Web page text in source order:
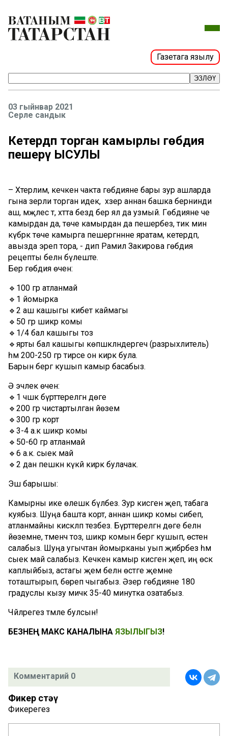
Газетага язылу
ЭЗЛӘҮ
03 гыйнвар 2021
Серле сандык
Кетердәп торган камырлы гөбәдия
пешерү ЫСУЛЫ
– Хәтерлим, кечкенә чакта гөбәдияне бары зур ашларда
гына әзерли торган идек, ә хәзер аннан башка бернинди
аш, мәҗлес тә, хәтта бездә бер ял да узмый. Гөбәдияне әче
камырдан да, төче камырдан да пешерәбез, тик мин
күбрәк төче камырга пешергәннне яратам, кетердәп,
авызда эреп тора, - дип Рамилә Закирова гөбәдия
рецепты белән бүлеште.
Бер гөбәдия өчен:
🔹100 гр атланмай
🔹1 йомырка
🔹2 аш кашыгы кибет каймагы
🔹50 гр шикәр комы
🔹1/4 бал кашыгы тоз
🔹ярты бал кашыгы көпшәкләндергеч (разрыхлитель)
һәм 200-250 гр тирәсе он кирәк була.
Барын бергә кушып камыр басабыз.
Ә эчлек өчен:
🔹1 чәшкә бүрттерелгән дөге
🔹200 гр чистартылган йөзем
🔹300 гр корт
🔹3-4 а.к шикәр комы
🔹50-60 гр атланмай
🔹6 а.к. сыек май
🔹2 данә пешкән күкәй кирәк булачак.
Эш барышы:
Камырны ике өлешкә бүләбез. Зур кисәген җәеп, табага
куябыз. Шуңа башта корт, аннан шикәр комы сибеп,
атланмайны кискәләп тезәбез. Бүрттерелгән дөге белән
йөземне, тәменчә тоз, шикәр комын бергә кушып, өстенә
салабыз. Шуңа угычтан йомырканы уып җибәрәбез һәм
сыек май салабыз. Кечкенә камыр кисәген җәеп, иң өскә
каплыйбыз, астагы җәем белән өстәге җәемне
тоташтырып, бөреп чыгабыз. Әзер гөбәдияне 180
градуслы кызу мичкә 35-40 минутка озатабыз.
Чәйләрегез тәмле булсын!
БЕЗНЕҢ МАКС КАНАЛЫНА ЯЗЫЛЫГЫЗ!
Комментарий 0
Фикер өстәү
Фикерегез